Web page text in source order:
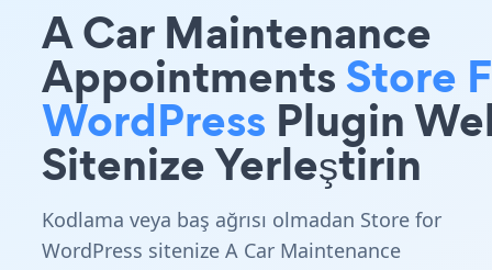
A Car Maintenance
AppointmentsStore
WordPress Plugin
Sitenize Yerleştirin
Kodlama veya baş ağrısı olmadan Store for
WordPress sitenize A Car Maintenance